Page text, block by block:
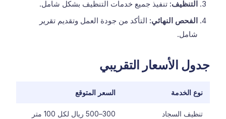
التنظيف: تنفيذ جميع خدمات التنظيف بشكل شامل.
الفحص النهائي: التأكد من جودة العمل وتقديم تقرير
شامل.
جدول الأسعار التقريبي
نوع الخدمة السعر المتوقع
تنظيف السجاد
300–500 ريال لكل 100 متر